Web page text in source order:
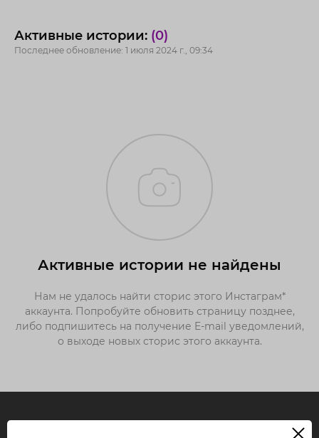
Активные истории: (0)
Последнее обновление: 1 июля 2024 г., 09:34
Активные истории не найдены
Нам не удалось найти сторис этого Инстаграм*
аккаунта. Попробуйте обновить страницу позднее,
либо подпишитесь на получение E-mail уведомлений,
о выходе новых сторис этого аккаунта.